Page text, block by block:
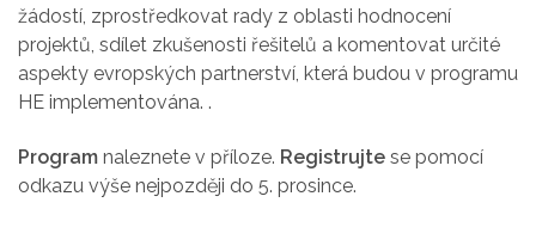
žádostí, zprostředkovat rady z oblasti hodnocení
projektů, sdílet zkušenosti řešitelů a komentovat určité
aspekty evropských partnerství, která budou v programu
HE implementována. .
Program naleznete v příloze. Registrujte se pomocí
odkazu výše nejpozději do 5. prosince.